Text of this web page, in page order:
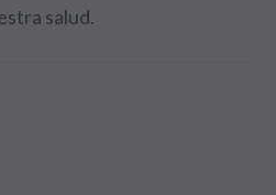
salud.